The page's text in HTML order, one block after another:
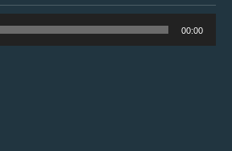
00:00